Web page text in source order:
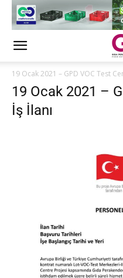
19 Ocak 2021 – GPD VOC Test
19 Ocak 2021 –
İş İlanı